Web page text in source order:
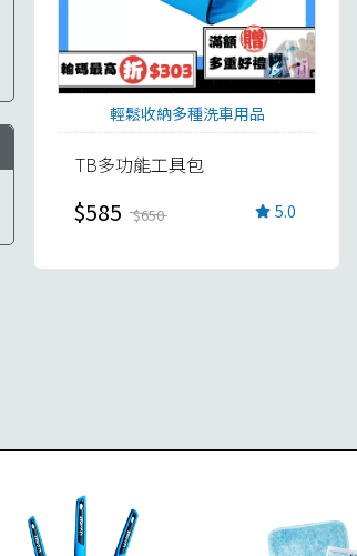
輕鬆收納多種洗車用品
TB多功能工具包
$585 $650 5.0